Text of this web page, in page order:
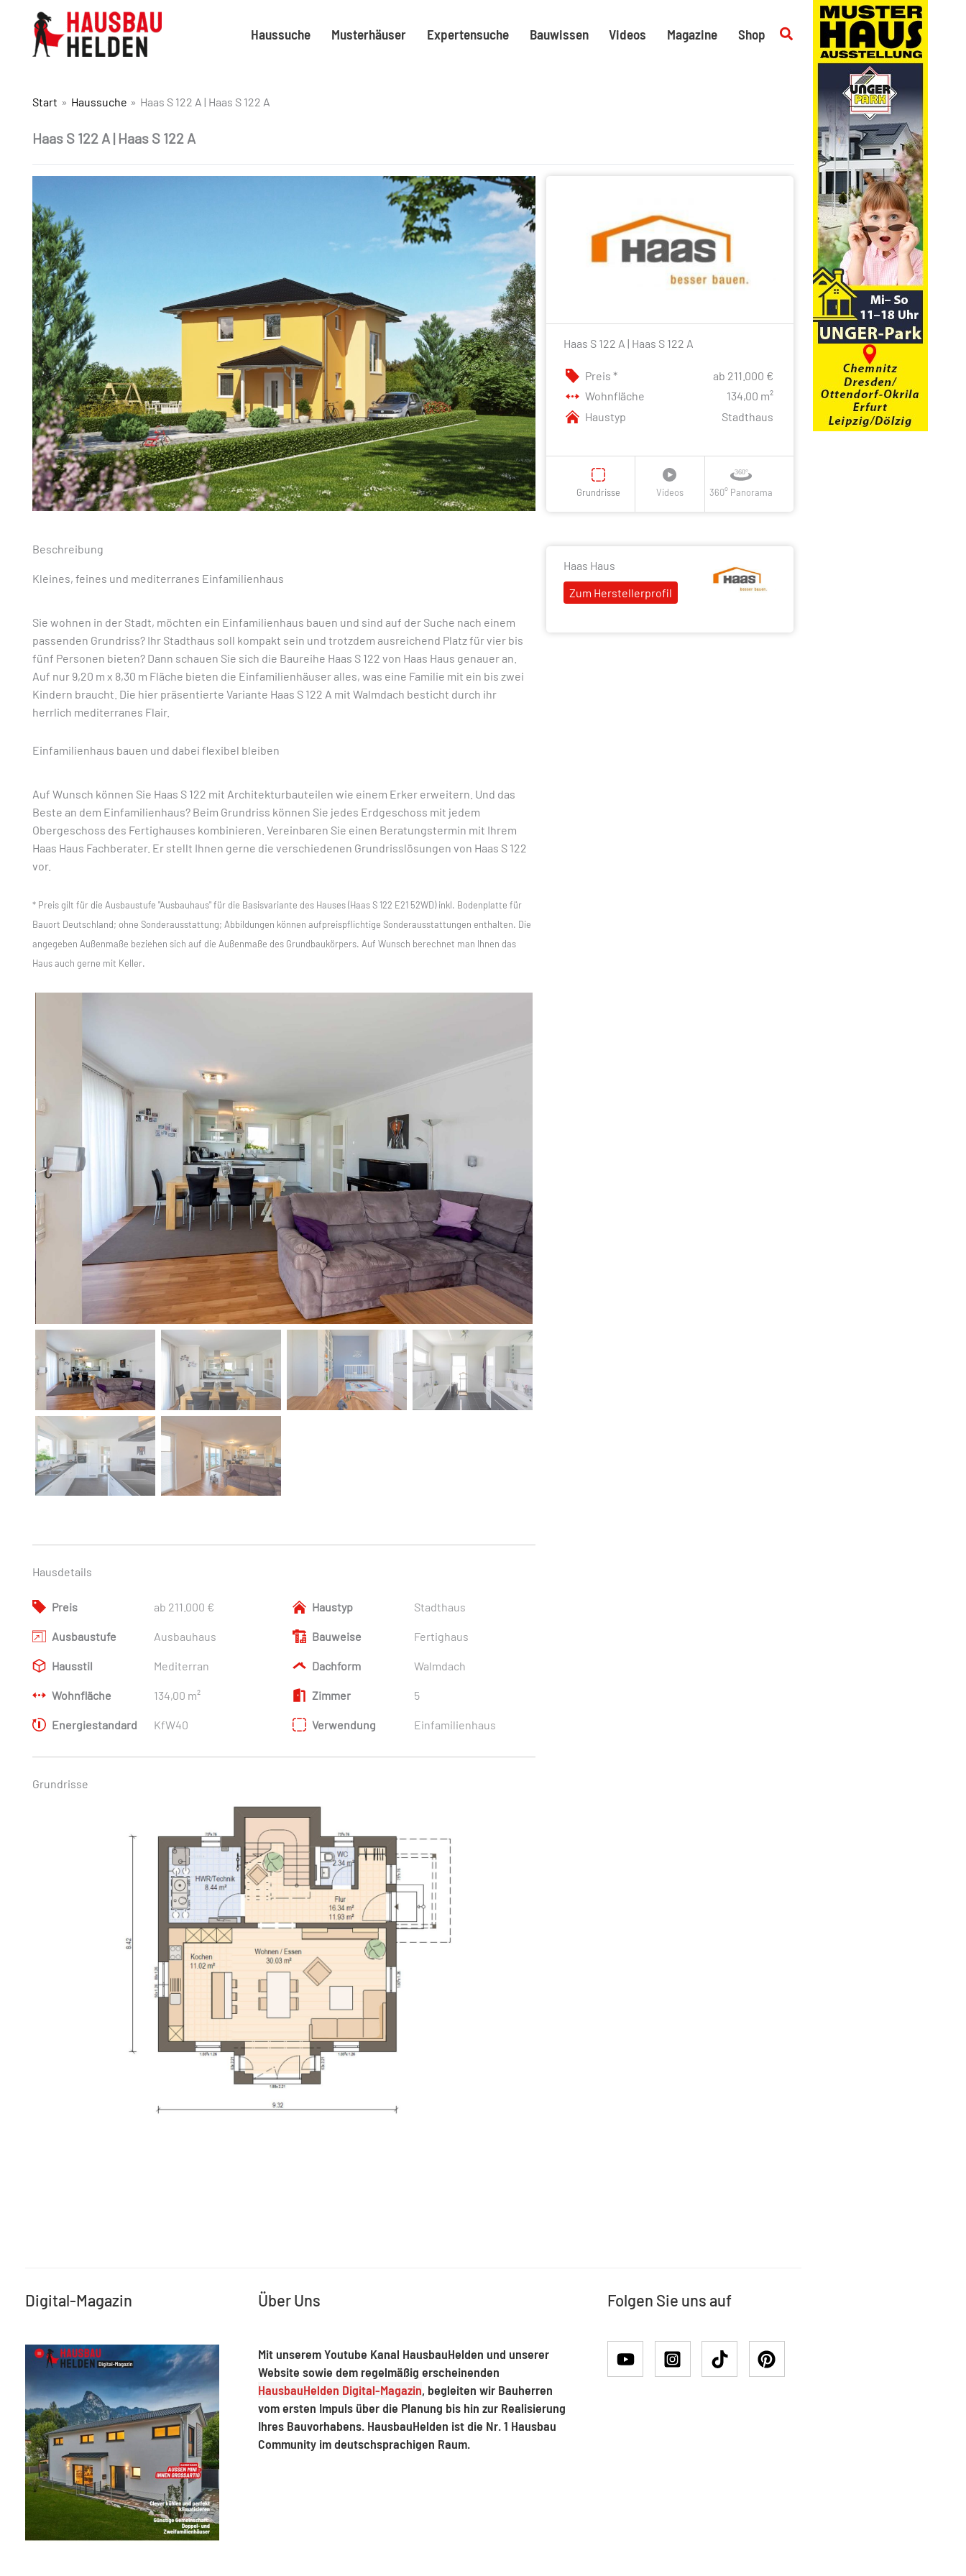
Haussuche Musterhäuser Expertensuche Bauwissen Videos Magazine Shop Suchen
Start Haussuche Haas S 122 A | Haas S 122 A
Haas S 122 A | Haas S 122 A
Beschreibung
Kleines, feines und mediterranes Einfamilienhaus
Sie wohnen in der Stadt, möchten ein Einfamilienhaus bauen und sind auf der Suche nach einem
passenden Grundriss? Ihr Stadthaus soll kompakt sein und trotzdem ausreichend Platz für vier bis
fünf Personen bieten? Dann schauen Sie sich die Baureihe Haas S 122 von Haas Haus genauer an.
Auf nur 9,20 m x 8,30 m Fläche bieten die Einfamilienhäuser alles, was eine Familie mit ein bis zwei
Kindern braucht. Die hier präsentierte Variante Haas S 122 A mit Walmdach besticht durch ihr
herrlich mediterranes Flair.
Einfamilienhaus bauen und dabei flexibel bleiben
Auf Wunsch können Sie Haas S 122 mit Architekturbauteilen wie einem Erker erweitern. Und das
Beste an dem Einfamilienhaus? Beim Grundriss können Sie jedes Erdgeschoss mit jedem
Obergeschoss des Fertighauses kombinieren. Vereinbaren Sie einen Beratungstermin mit Ihrem
Haas Haus Fachberater. Er stellt Ihnen gerne die verschiedenen Grundrisslösungen von Haas S 122
vor.
* Preis gilt für die Ausbaustufe "Ausbauhaus" für die Basisvariante des Hauses (Haas S 122 E21 52WD) inkl. Bodenplatte für
Bauort Deutschland; ohne Sonderausstattung; Abbildungen können aufpreispflichtige Sonderausstattungen enthalten. Die
angegeben Außenmaße beziehen sich auf die Außenmaße des Grundbaukörpers. Auf Wunsch berechnet man Ihnen das
Haus auch gerne mit Keller.
Hausdetails
Preis ab 211.000 €
Ausbaustufe Ausbauhaus
Hausstil Mediterran
Wohnfläche 134,00 m²
Energiestandard KfW40
Haustyp Stadthaus
Bauweise Fertighaus
Dachform Walmdach
Zimmer 5
Verwendung Einfamilienhaus
Grundrisse
Haas S 122 A | Haas S 122 A
Preis *
ab 211.000 €
Wohnfläche
134,00 m²
Haustyp
Stadthaus
Grundrisse Videos 360° Panorama
Haas Haus
Zum Herstellerprofil
Digital-Magazin Über Uns
Mit unserem Youtube Kanal HausbauHelden und unserer
Website sowie dem regelmäßig erscheinenden
HausbauHelden Digital-Magazin, begleiten wir Bauherren
vom ersten Impuls über die Planung bis hin zur Realisierung
Ihres Bauvorhabens. HausbauHelden ist die Nr. 1 Hausbau
Community im deutschsprachigen Raum.
Folgen Sie uns auf